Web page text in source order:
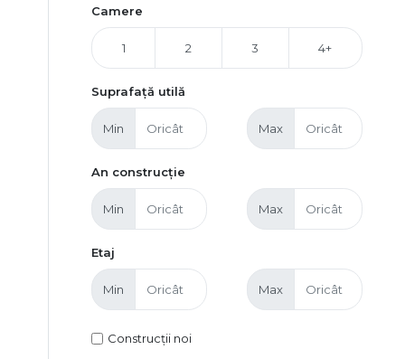
Camere
1 2 3 4+
Suprafață utilă
Min Max
An construcție
Min Max
Etaj
Min Max
Construcții noi